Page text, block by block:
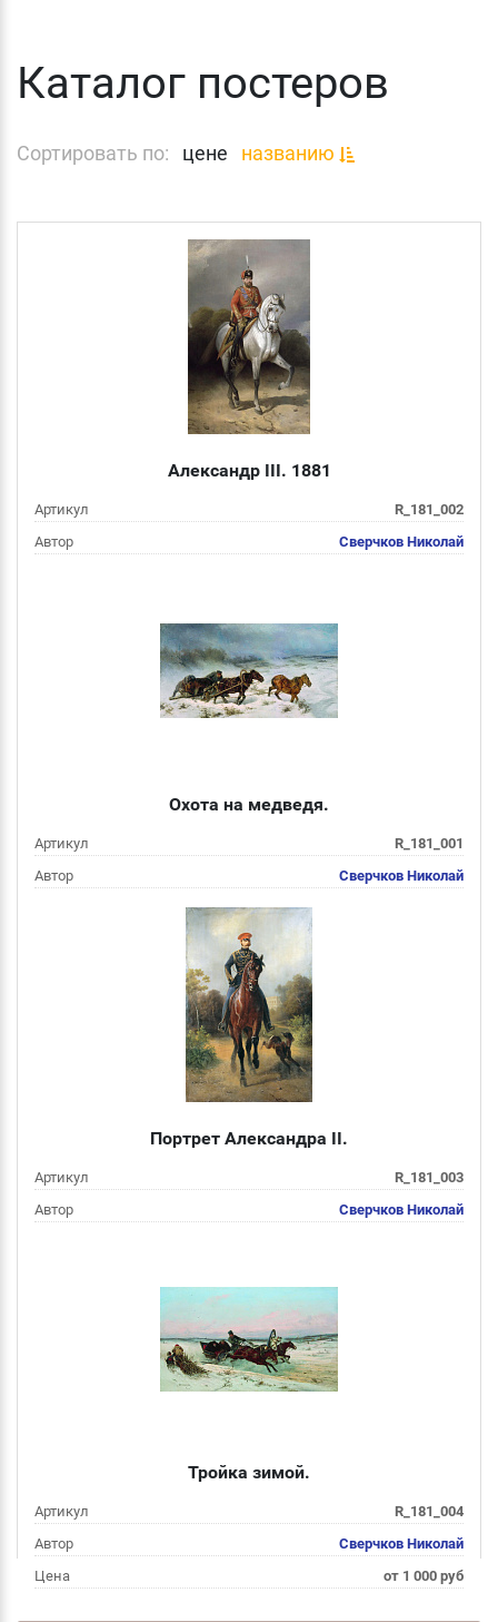
Каталог постеров
Сортировать по: цене названию
Александр III. 1881
Артикул
R_181_002
Автор
Сверчков Николай
Подробнее
Охота на медведя.
Артикул
R_181_001
Автор
Сверчков Николай
Подробнее
Портрет Александра II.
Артикул
R_181_003
Автор
Сверчков Николай
Подробнее
Тройка зимой.
Артикул
R_181_004
Автор
Сверчков Николай
Цена
от 1 000 руб